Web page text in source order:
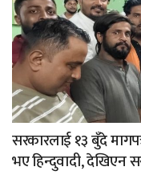
सरकारलाई १३ बुँदे
भए हिन्दुवादी, देखिएन